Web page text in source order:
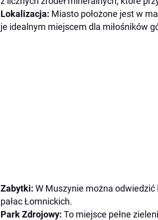
Lokalizacja: Miasto położone jest w
je idealnym miejscem dla miłośników
Zabytki: W Muszynie można odwiedzić
pałac Łomnickich.
Park Zdrojowy: To miejsce pełne